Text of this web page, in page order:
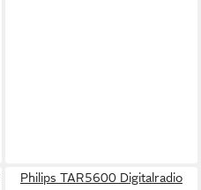
Philips TAR5600 Digitalradio